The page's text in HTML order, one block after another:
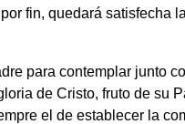
fin, quedará satisfecha
para contemplar junto
de Cristo, fruto de su
el de establecer la